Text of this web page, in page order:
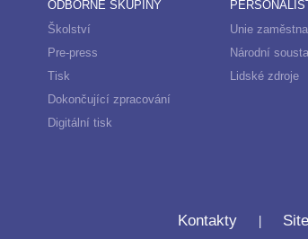
ODBORNÉ SKUPINY
Školství
Pre-press
Tisk
Dokončující zpracování
Digitální tisk
Unie
Národní
Lidské zdroje
Kontakty |